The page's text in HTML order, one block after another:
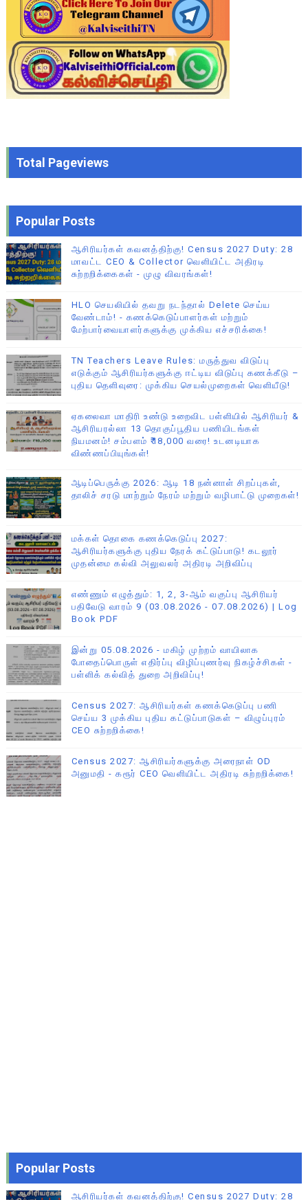
Total Pageviews
Popular Posts
ஆசிரியர்கள் கவனத்திற்கு! Census 2027 Duty: 28
மாவட்ட CEO & Collector வெளியிட்ட அதிரடி
சுற்றறிக்கைகள் - முழு விவரங்கள்!
HLO செயலியில் தவறு நடந்தால் Delete செய்ய
வேண்டாம்! - கணக்கெடுப்பாளர்கள் மற்றும்
மேற்பார்வையாளர்களுக்கு முக்கிய எச்சரிக்கை!
TN Teachers Leave Rules: மருத்துவ விடுப்பு
எடுக்கும் ஆசிரியர்களுக்கு ஈட்டிய விடுப்பு கணக்கீடு –
புதிய தெளிவுரை: முக்கிய செயல்முறைகள் வெளியீடு!
ஏகலைவா மாதிரி உண்டு உறைவிட பள்ளியில் ஆசிரியர் &
ஆசிரியரல்லா 13 தொகுப்பூதிய பணியிடங்கள்
நியமனம்! சம்பளம் ₹18,000 வரை! உடனடியாக
விண்ணப்பியுங்கள்!
ஆடிப்பெருக்கு 2026: ஆடி 18 நன்னாள் சிறப்புகள்,
தாலிச் சரடு மாற்றும் நேரம் மற்றும் வழிபாட்டு முறைகள்!
மக்கள் தொகை கணக்கெடுப்பு 2027:
ஆசிரியர்களுக்கு புதிய நேரக் கட்டுப்பாடு! கடலூர்
முதன்மை கல்வி அலுவலர் அதிரடி அறிவிப்பு
எண்ணும் எழுத்தும்: 1, 2, 3-ஆம் வகுப்பு ஆசிரியர்
பதிவேடு வாரம் 9 (03.08.2026 - 07.08.2026) | Log
Book PDF
இன்று 05.08.2026 - மகிழ் முற்றம் வாயிலாக
போதைப்பொருள் எதிர்ப்பு விழிப்புணர்வு நிகழ்ச்சிகள் -
பள்ளிக் கல்வித் துறை அறிவிப்பு!
Census 2027: ஆசிரியர்கள் கணக்கெடுப்பு பணி
செய்ய 3 முக்கிய புதிய கட்டுப்பாடுகள் – விழுப்புரம்
CEO சுற்றறிக்கை!
Census 2027: ஆசிரியர்களுக்கு அரைநாள் OD
அனுமதி - கரூர் CEO வெளியிட்ட அதிரடி சுற்றறிக்கை!
Popular Posts
ஆசிரியர்கள் கவனத்திற்கு! Census 2027 Duty: 28